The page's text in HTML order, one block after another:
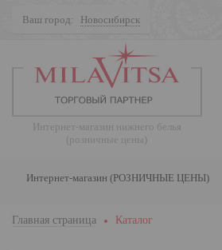
Ваш город: Новосибирск
Интернет-магазин нижнего белья
(розничные цены)
Интернет-магазин (РОЗНИЧНЫЕ ЦЕНЫ)
Главная страница Каталог